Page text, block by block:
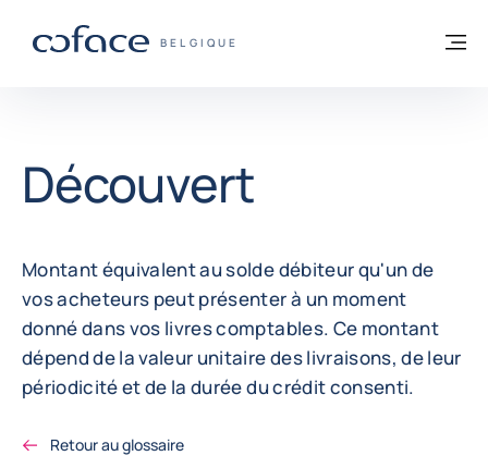
COFACE, FOR TRADE - PAGE D'ACCUEIL
BELGIQUE
Retour à la page d'accueil
Découvert
Montant équivalent au solde débiteur qu'un de
vos acheteurs peut présenter à un moment
donné dans vos livres comptables. Ce montant
dépend de la valeur unitaire des livraisons, de leur
périodicité et de la durée du crédit consenti.
Retour au glossaire